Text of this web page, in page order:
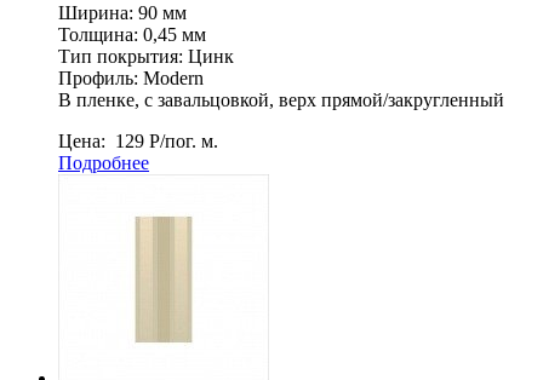
Ширина: 90 мм
Толщина: 0,45 мм
Тип покрытия: Цинк
Профиль: Modern
В пленке, c завальцовкой, верх прямой/закругленный
Цена: 129 Р/пог. м.
Подробнее